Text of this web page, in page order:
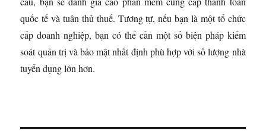
quốc tế và tuân thủ thuế. Tương tự, nếu bạn là một tổ chức
cấp doanh nghiệp, bạn có thể cần một số biện pháp kiểm
soát quản trị và bảo mật nhất định phù hợp với số lượng nhà
tuyển dụng lớn hơn.